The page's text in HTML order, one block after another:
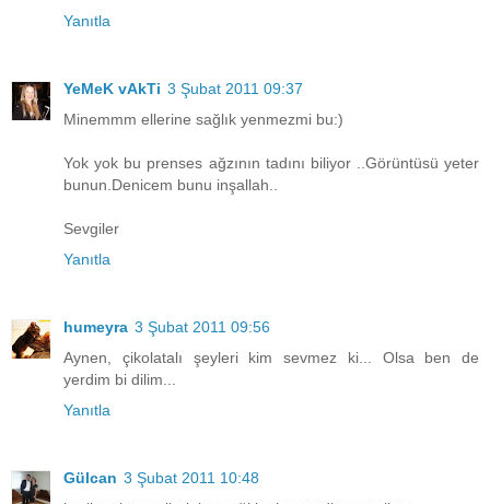
Yanıtla
YeMeK vAkTi 3 Şubat 2011 09:37
Minemmm ellerine sağlık yenmezmi bu:)
Yok yok bu prenses ağzının tadını biliyor ..Görüntüsü yeter
bunun.Denicem bunu inşallah..
Sevgiler
Yanıtla
humeyra 3 Şubat 2011 09:56
Aynen, çikolatalı şeyleri kim sevmez ki... Olsa ben de
yerdim bi dilim...
Yanıtla
Gülcan 3 Şubat 2011 10:48